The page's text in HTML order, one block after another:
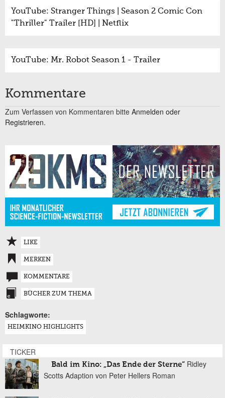
YouTube: Stranger Things | Season 2 Comic Con
"Thriller" Trailer [HD] | Netflix
YouTube: Mr. Robot Season 1 - Trailer
Kommentare
Zum Verfassen von Kommentaren bitte Anmelden oder
Registrieren.
LIKE
MERKEN
KOMMENTARE
BÜCHER ZUM THEMA
Schlagworte:
HEIMKINO HIGHLIGHTS
TICKER
Bald im Kino: „Das Ende der Sterne“ Ridley
Scotts Adaption von Peter Hellers Roman